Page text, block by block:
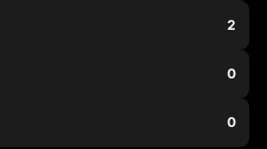
2
0
0